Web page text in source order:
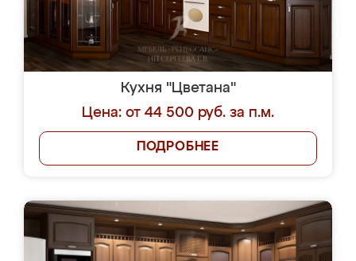
Кухня "Цветана"
Цена: от 44 500 руб. за п.м.
ПОДРОБНЕЕ